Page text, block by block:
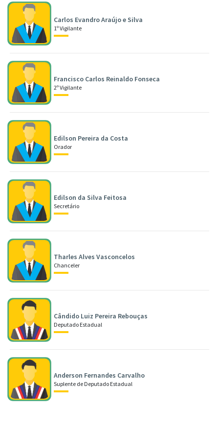
Carlos Evandro Araújo e Silva
1º Vigilante
Francisco Carlos Reinaldo Fonseca
2º Vigilante
Edilson Pereira da Costa
Orador
Edilson da Silva Feitosa
Secretário
Tharles Alves Vasconcelos
Chanceler
Cândido Luiz Pereira Rebouças
Deputado Estadual
Anderson Fernandes Carvalho
Suplente de Deputado Estadual